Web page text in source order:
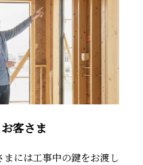
客さま
には工事中の鍵をお渡し